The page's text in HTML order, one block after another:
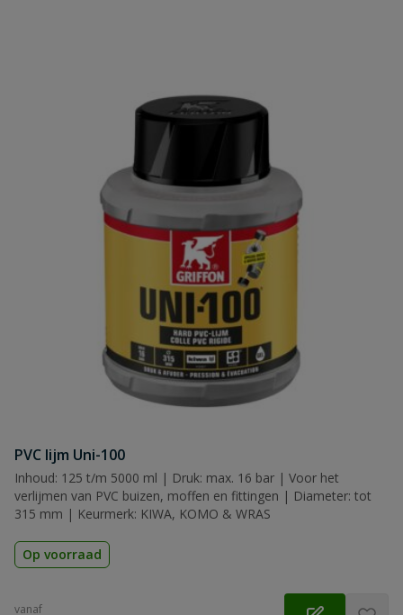
PVC lijm Uni-100
Inhoud: 125 t/m 5000 ml | Druk: max. 16 bar | Voor het
verlijmen van PVC buizen, moffen en fittingen | Diameter: tot
315 mm | Keurmerk: KIWA, KOMO & WRAS
Op voorraad
vanaf